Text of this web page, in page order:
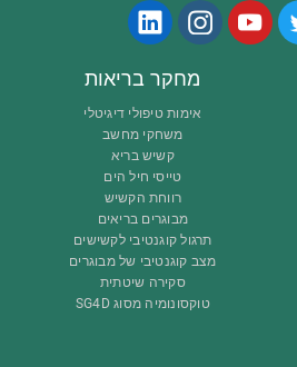
מחקר בריאות
אימות טיפולי דיגיטלי
משחקי מחשב
קשיש בריא
טייסי חיל הים
רווחת הקשיש
מבוגרים בריאים
תרגול קוגנטיבי לקשישים
מצב קוגנטיבי של מבוגרים
סקירה שיטתית
טוקסונומיה מסוג SG4D